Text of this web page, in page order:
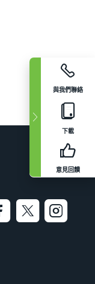
與我們聯絡
下載
意見回饋